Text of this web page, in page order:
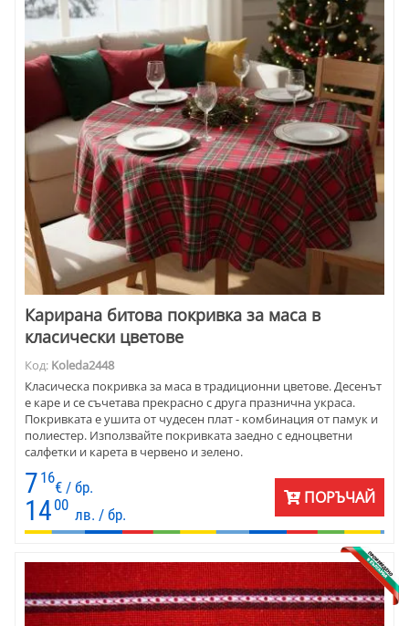
Карирана битова покривка за маса в
класически цветове
Код: Koleda2448
Класическа покривка за маса в традиционни цветове. Десенът
е каре и се съчетава прекрасно с друга празнична украса.
Покривката е ушита от чудесен плат - комбинация от памук и
полиестер. Използвайте покривката заедно с едноцветни
салфетки и карета в червено и зелено.
7 16
€ / бр.
14 00
лв. / бр.
ПОРЪЧАЙ